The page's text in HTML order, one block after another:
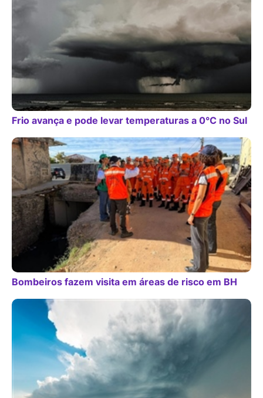
Frio avança e pode levar temperaturas a 0°C no Sul
Bombeiros fazem visita em áreas de risco em BH